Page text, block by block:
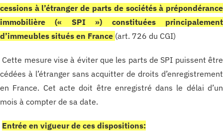
cessions à l’étranger de parts de sociétés à prépondérance
immobilière (« SPI ») constituées principalement
d’immeubles situés en France (art. 726 du CGI)
Cette mesure vise à éviter que les parts de SPI puissent être
cédées à l’étranger sans acquitter de droits d’enregistrement
en France. Cet acte doit être enregistré dans le délai d’un
mois à compter de sa date.
Entrée en vigueur de ces dispositions: